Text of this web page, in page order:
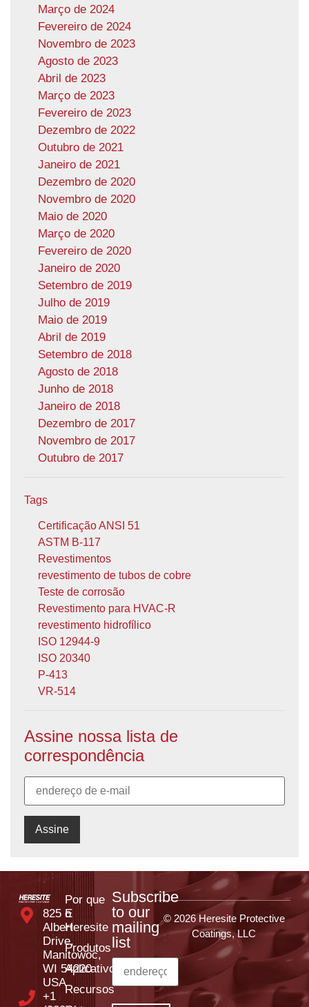
Março de 2024
Fevereiro de 2024
Novembro de 2023
Agosto de 2023
Abril de 2023
Março de 2023
Fevereiro de 2023
Dezembro de 2022
Outubro de 2021
Janeiro de 2021
Dezembro de 2020
Novembro de 2020
Maio de 2020
Março de 2020
Fevereiro de 2020
Janeiro de 2020
Setembro de 2019
Julho de 2019
Maio de 2019
Abril de 2019
Setembro de 2018
Agosto de 2018
Junho de 2018
Janeiro de 2018
Dezembro de 2017
Novembro de 2017
Outubro de 2017
Tags
Certificação ANSI 51
ASTM B-117
Revestimentos
revestimento de tubos de cobre
Teste de corrosão
Revestimento para HVAC-R
revestimento hidrofílico
ISO 12944-9
ISO 20340
P-413
VR-514
Assine nossa lista de
correspondência
825 E
Albert
Drive,
Manitowoc,
WI 54220
USA
+1
Por que
o
Heresite
Produtos
Aplicativos
Recursos
Subscribe
to our
mailing
list
© 2026 Heresite Protective
Coatings, LLC